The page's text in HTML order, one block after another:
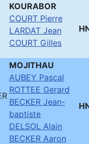
KOURABOR
COURT Pierre
LARDAT Jean
COURT Gilles
MOJITHAU
AUBEY Pascal
ROTTEE Gerard
BECKER Jean-
baptiste
DELSOL Alain
BECKER Aaron